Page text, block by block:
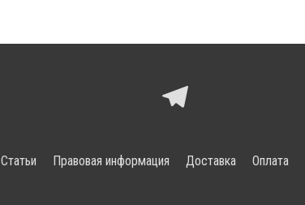
Статьи Правовая информация Доставка Оплата